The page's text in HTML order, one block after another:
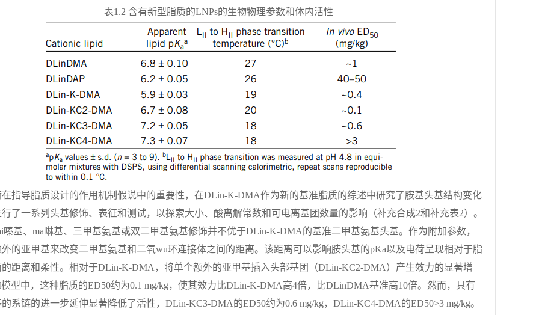
表1.2 含有新型脂质的LNPs的生物物理参数和体内活性
指导脂质设计的作用机制假说中的重要性，在DLin-K-DMA作为新的基准脂质的综述中研究了胺基头基结构变化
了一系列头基修饰、表征和测试，以探索大小、酸离解常数和可电离基团数量的影响（补充合成2和补充表2）。
嗪基、ma啉基、三甲基氨基或双二甲基氨基修饰并不优于DLin-K-DMA的基准二甲基氨基头基。作为附加参数，
的亚甲基来改变二甲基氨基和二氧wu环连接体之间的距离。该距离可以影响胺头基的pKa以及电荷呈现相对于脂
的距离和柔性。相对于DLin-K-DMA，将单个额外的亚甲基插入头部基团（DLin-KC2-DMA）产生效力的显著增
型中，这种脂质的ED50约为0.1 mg/kg，使其效力比DLin-K-DMA高4倍，比DLinDMA基准高10倍。然而，具有
系链的进一步延伸显著降低了活性，DLin-KC3-DMA的ED50约为0.6 mg/kg，DLin-KC4-DMA的ED50>3 mg/kg。